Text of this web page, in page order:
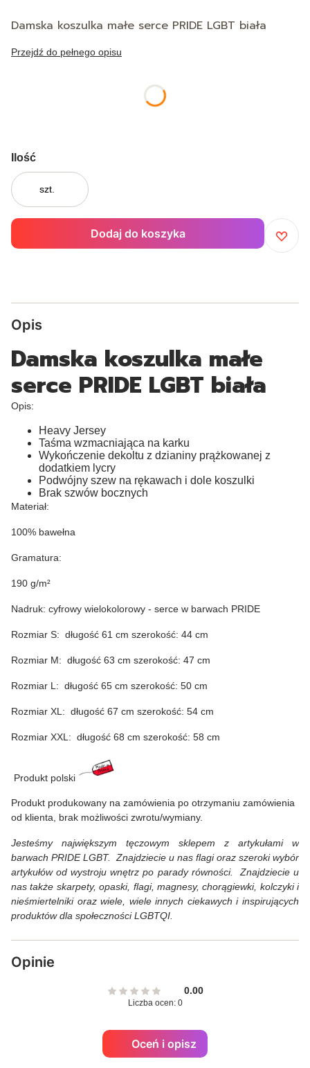
Damska koszulka małe serce PRIDE LGBT biała
Przejdź do pełnego opisu
Ilość
szt.
Dodaj do koszyka
Opis
Damska koszulka małe
serce PRIDE LGBT biała
Opis:
Heavy Jersey
Taśma wzmacniająca na karku
Wykończenie dekoltu z dzianiny prążkowanej z
dodatkiem lycry
Podwójny szew na rękawach i dole koszulki
Brak szwów bocznych
Materiał:
100% bawełna
Gramatura:
190 g/m²
Nadruk: cyfrowy wielokolorowy - serce w barwach PRIDE
Rozmiar S: długość 61 cm szerokość: 44 cm
Rozmiar M: długość 63 cm szerokość: 47 cm
Rozmiar L: długość 65 cm szerokość: 50 cm
Rozmiar XL: długość 67 cm szerokość: 54 cm
Rozmiar XXL: długość 68 cm szerokość: 58 cm
Produkt polski
Produkt produkowany na zamówienia po otrzymaniu zamówienia
od klienta, brak możliwości zwrotu/wymiany.
Jesteśmy największym tęczowym sklepem z artykułami w
barwach PRIDE LGBT. Znajdziecie u nas flagi oraz szeroki wybór
artykułów od wystroju wnętrz po parady równości. Znajdziecie u
nas także skarpety, opaski, flagi, magnesy, chorągiewki, kolczyki i
nieśmiertelniki oraz wiele, wiele innych ciekawych i inspirujących
produktów dla społeczności LGBTQI.
Opinie
0.00
Liczba ocen: 0
Oceń i opisz